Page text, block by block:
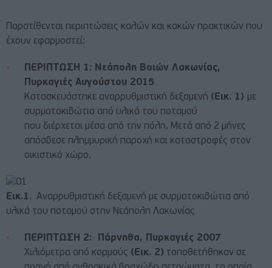
Παρατίθενται περιπτώσεις καλών και κακών πρακτικών που
έχουν εφαρμοστεί:
ΠΕΡΙΠΤΩΣΗ 1: Νεάπολη Βοιών Λακωνίας,
Πυρκαγιές Αυγούστου 2015
Κατασκευάστηκε αναρρυθμιστική δεξαμενή (Εικ. 1) με
συρματοκιβώτια από υλικά του ποταμού
που διέρχεται μέσα από την πόλη. Μετά από 2 μήνες
απόσβεσε πλημμυρική παροχή και καταστροφές στον
οικιστικό χώρο.
Εικ.1. Αναρρυθμιστική δεξαμενή με συρματοκιβώτια από
υλικά του ποταμού στην Νεάπολη Λακωνίας
ΠΕΡΙΠΤΩΣΗ 2: Πάρνηθα, Πυρκαγιές 2007
Χιλιόμετρα από κορμούς (Εικ. 2) τοποθετήθηκαν σε